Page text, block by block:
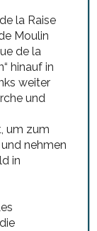
la Raise
Moulin
de la
hinauf in
weiter
und
um zum
nehmen
in